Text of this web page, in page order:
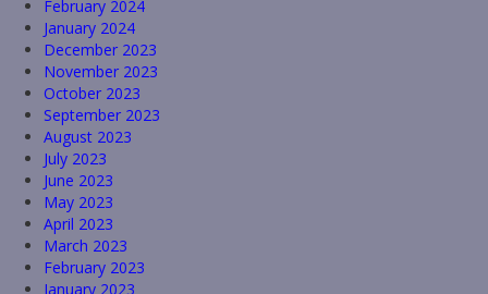
February 2024
January 2024
December 2023
November 2023
October 2023
September 2023
August 2023
July 2023
June 2023
May 2023
April 2023
March 2023
February 2023
January 2023